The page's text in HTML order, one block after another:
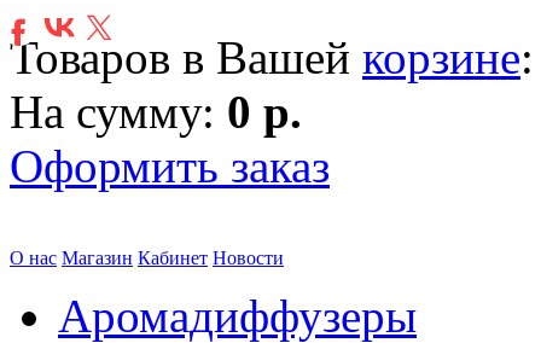
Товаров в Вашей корзине
На сумму: 0 р.
Оформить заказ
О нас Магазин Кабинет Новости
Аромадиффузеры